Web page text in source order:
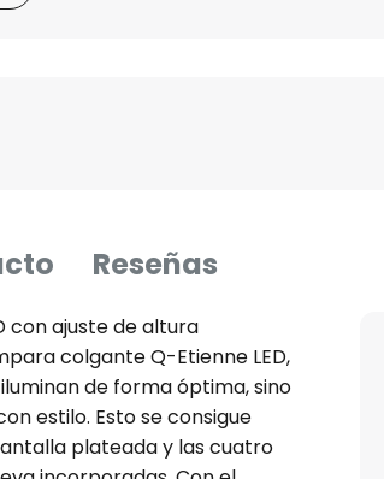
Reseñas
con ajuste de altura
colgante Q-Etienne LED,
de forma óptima, sino
estilo. Esto se consigue
plateada y las cuatro